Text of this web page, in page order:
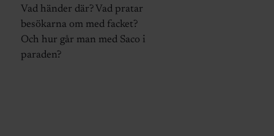
Vad händer där? Vad pratar
besökarna om med facket?
Och hur går man med Saco i
paraden?